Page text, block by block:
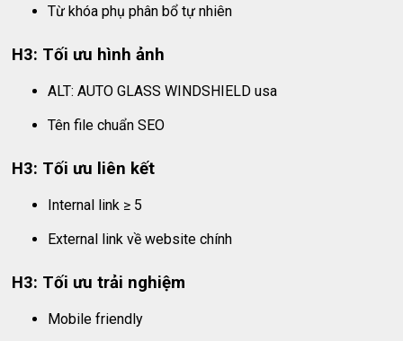
Từ khóa phụ phân bổ tự nhiên
H3: Tối ưu hình ảnh
ALT: AUTO GLASS WINDSHIELD usa
Tên file chuẩn SEO
H3: Tối ưu liên kết
Internal link ≥ 5
External link về website chính
H3: Tối ưu trải nghiệm
Mobile friendly